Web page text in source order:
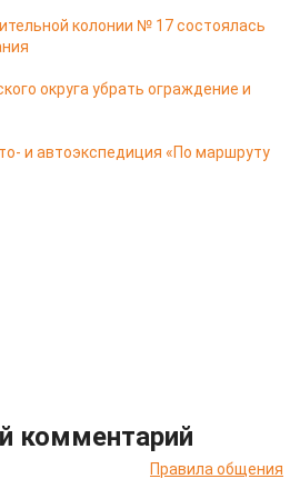
колонии № 17 состоялась
округа убрать ограждение и
и автоэкспедиция «По маршруту
комментарий
Правила общения